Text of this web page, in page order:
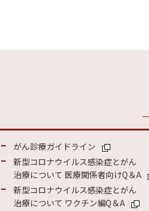
がん診療ガイドライン
新型コロナウイルス感染症とがん
治療について 医療関係者向けQ＆A
新型コロナウイルス感染症とがん
治療について ワクチン編Q＆A